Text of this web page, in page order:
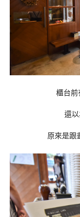
櫃台前
還
原來是跟